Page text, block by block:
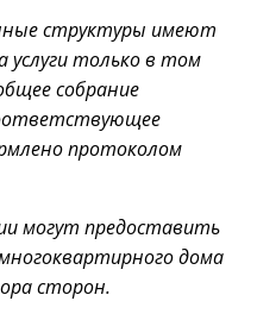
структуры имеют
услуги только в том
собрание
протоколом
могут предоставить
дома
сторон.